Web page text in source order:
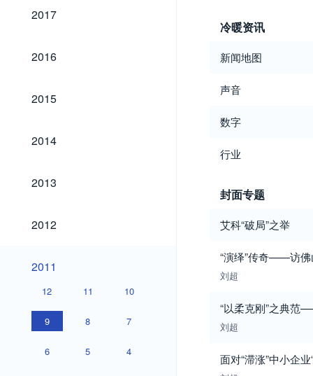
2017
2017
2016
2016
2015
2015
2014
2014
2013
2013
2012
2012
2011
2011
12 11 10
9 8 7
6 5 4
冷暖资讯
新闻地图
声音
数字
行业
封面专题
艾科“破局”之举
“演绎”传奇——访佛
刘超
“以柔克刚”之典范
刘超
面对“滞涨”中小企